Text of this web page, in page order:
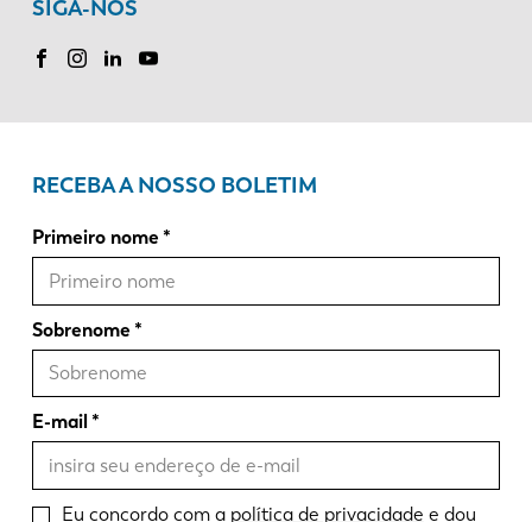
SIGA-NOS
RECEBA A NOSSO BOLETIM
Primeiro nome
Sobrenome
E-mail
Eu concordo com a política de privacidade e dou